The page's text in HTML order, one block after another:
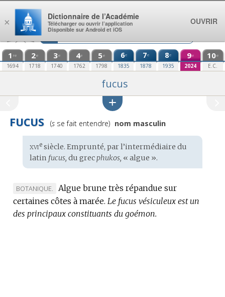
Aller au contenu
1 re
1694
2e
1718
3e
1740
4e
1762
5e
1798
6e
1835
7e
1878
8e
1935
9e
2024
10e
E.C.
fucus
FUCUS
Prononciation
(sse fait entendre) nom masculin
Étymologie
:
xviesiècle. Emprunté, par l’intermédiaire du
latin fucus, du grecphukos, « algue ».
MARQUE
DE
DOMAINE
BOTANIQUE.
Algue brune très répandue sur
certaines côtes à marée. Le fucus vésiculeux est un
des principaux constituants du goémon.
×
Dictionnaire de l’Académie
Télécharger ou ouvrir l’application
Disponible sur Android et iOS
OUVRIR